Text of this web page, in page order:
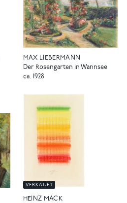
MAX LIEBERMANN
Der Rosengarten in Wannsee
ca. 1928
VERKAUFT
HEINZ MACK